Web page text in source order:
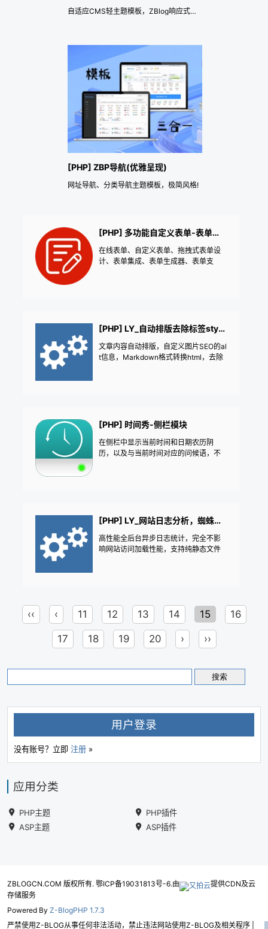
自适应CMS轻主题模板，ZBlog响应式博客主题-by随然
[PHP] ZBP导航(优雅呈现)
网址导航、分类导航主题模板，极简风格!
[PHP] 多功能自定义表单-表单生成器
在线表单、自定义表单、拖拽式表单设
计、表单集成、表单生成器、表单支
户调研、工单系统、客户需求调查、在
线报名、用户意见收集、产品反馈、表
单验证、用户满意度调查、客户反馈、
移动端表单、问卷生成器、客户意见、
[PHP] LY_自动排版去除标签style属性
文章内容自动排版，自定义图片SEO的al
t信息，Markdown格式转换html，去除
[PHP] 时间秀-侧栏模块
在侧栏中显示当前时间和日期农历阴
历，以及与当前时间对应的问候语，不
[PHP] LY_网站日志分析，蜘蛛统计
高性能全后台异步日志统计，完全不影
响网站访问加载性能，支持纯静态文件
站日志信息，百万行日志在线分页比在tx
t看日志更方便更轻松
‹‹ ‹ 11 12 13 14 15 16
17 18 19 20 › ››
用户登录
没有账号？立即 注册 »
应用分类
PHP主题
PHP插件
ASP主题
ASP插件
ZBLOGCN.COM 版权所有. 鄂ICP备19031813号-6.由
提供CDN及云
存储服务
Powered By Z-BlogPHP 1.7.3
严禁使用Z-BLOG从事任何非法活动，禁止违法网站使用Z-BLOG及相关程序 |